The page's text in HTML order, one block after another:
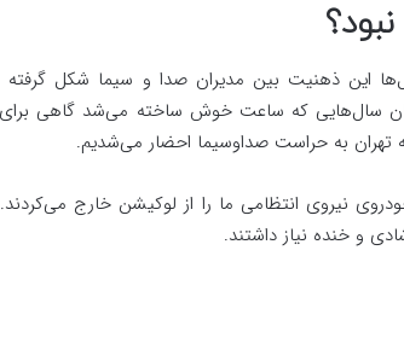
این ذهنیت بین مدیران صدا و سیما شکل گرفته
سال‌هایی که ساعت خوش ساخته می‌شد گاهی برای
تهران به حراست صداوسیما احضار می‌شدیم.
نیروی انتظامی ما را از لوکیشن خارج
و خنده نیاز داشتند.